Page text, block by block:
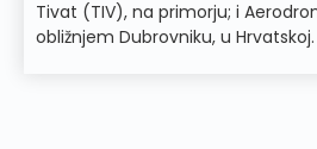
Tivat (TIV), na primorju; i
obližnjem Dubrovniku, u Hrvatskoj.